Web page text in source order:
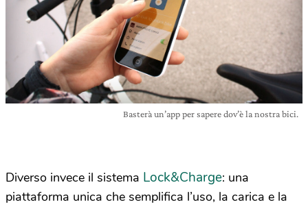
Basterà un’app per sapere dov’è la nostra bici.
Diverso invece il sistema Lock&Charge: una
piattaforma unica che semplifica l’uso, la carica e la